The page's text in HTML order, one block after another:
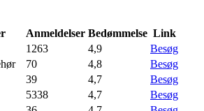
Anmeldelser Bedømmelse Link
1263 4,9
Besøg
70 4,8
Besøg
39 4,7
Besøg
5338 4,7
Besøg